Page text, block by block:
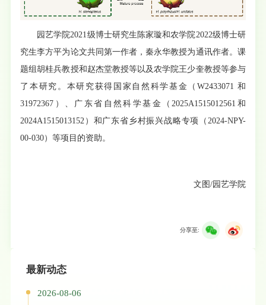
园艺学院2021级博士研究生陈家璇和农学院2022级博士研
究生李方平为论文共同第一作者，秦永华教授为通讯作者。课
题组胡桂兵教授和赵杰堂教授等以及农学院王少奎教授等参与
了本研究。本研究获得国家自然科学基金（W2433071 和
31972367）、广东省自然科学基金（2025A1515012561和
2024A1515013152）和广东省乡村振兴战略专项（2024-NPY-
00-030）等项目的资助。
文图/园艺学院
分享至:
最新动态
2026-08-06